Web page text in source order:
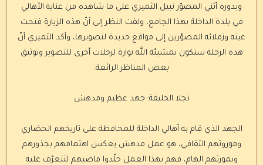
وبدوره أثني المصوّر نبيل الثميري على ما شاهده من عناية الأهالي
في بلدة الداخلة بهذا الجامع، ولفت النظر إلى أنّ هذه الزيارة فتحت
عينه وزملائه المصوّرين إلى مواقع جديدة لتصويرها، وأكد الثميري أنّ
هذه الرحلة ستكون بمشيئة الله نوارة لرحلات أخرى للتصوير وتوثيق
بعض المناظر الرائعة.
نجلا الخليفة: جهد عظيم ومدهش
الجهد الذي قام به أهالي الداخلة للمحافظة على تاريخهم الحضاري
وموروثهم الثقافي، هو عمل مدهش يعكس اهتمامهم بجذورهم
وبمورثهم الهام، فهم بهذا العمل خلّدوا ماضيهم لتتعرّف عليه